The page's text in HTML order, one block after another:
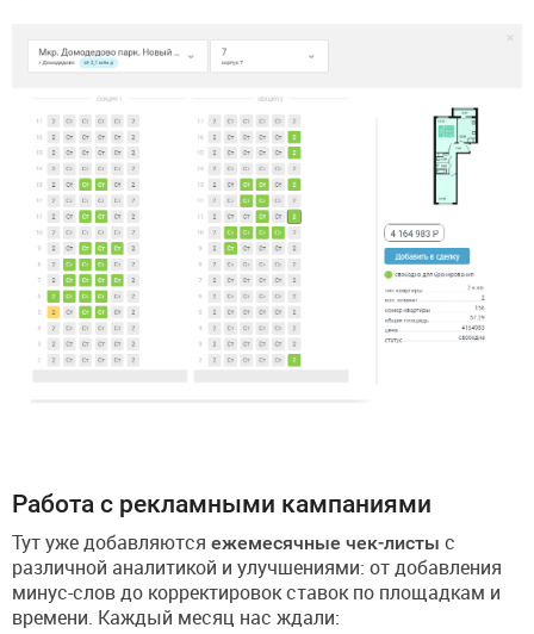
Работа с рекламными кампаниями
Тут уже добавляются ежемесячные чек-листы с
различной аналитикой и улучшениями: от добавления
минус-слов до корректировок ставок по площадкам и
времени. Каждый месяц нас ждали: